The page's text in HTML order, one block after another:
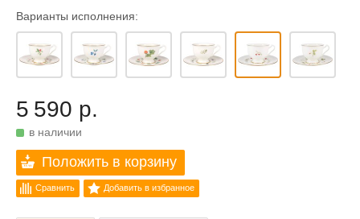
Варианты исполнения:
5 590 р.
в наличии
Положить в корзину
Сравнить Добавить в избранное